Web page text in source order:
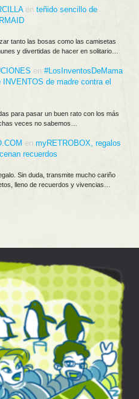
en teñido sencillo de
tanto las bosas como las camisetas
y divertidas de hacer en solitario…
en #LosInventosDeMama
de madre contra el
para pasar un buen rato con los más
veces no sabemos…
en myRETROBOX, regalos
recuerdos
Sin duda, transmite mucho cariño
lleno de recuerdos y vivencias…